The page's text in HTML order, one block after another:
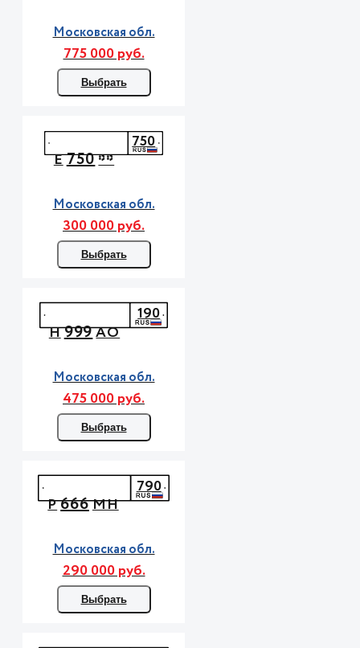
Московская обл.
775 000 руб.
Выбрать
Е750**
750
Московская обл.
300 000 руб.
Выбрать
Н999АО
190
Московская обл.
475 000 руб.
Выбрать
Р666МН
790
Московская обл.
290 000 руб.
Выбрать